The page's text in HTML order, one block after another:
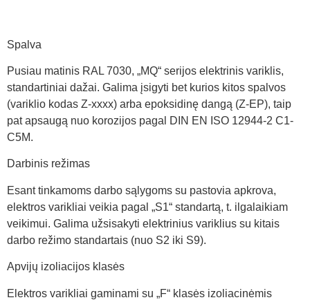
Spalva
Pusiau matinis RAL 7030, „MQ“ serijos elektrinis variklis,
standartiniai dažai. Galima įsigyti bet kurios kitos spalvos
(variklio kodas Z-xxxx) arba epoksidinę dangą (Z-EP), taip
pat apsaugą nuo korozijos pagal DIN EN ISO 12944-2 C1-
C5M.
Darbinis režimas
Esant tinkamoms darbo sąlygoms su pastovia apkrova,
elektros varikliai veikia pagal „S1“ standartą, t. ilgalaikiam
veikimui. Galima užsisakyti elektrinius variklius su kitais
darbo režimo standartais (nuo S2 iki S9).
Apvijų izoliacijos klasės
Elektros varikliai gaminami su „F“ klasės izoliacinėmis